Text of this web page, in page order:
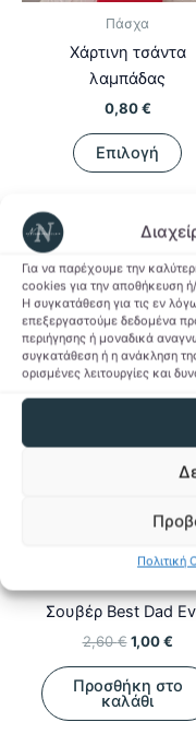
Για να παρέχουμε την
cookies για την αποθήκευση
Η συγκατάθεση για τις εν
επεξεργαστούμε δεδομένα
περιήγησης ή μοναδικά
συγκατάθεση ή η ανάκληση
ορισμένες λειτουργίες και
Πολιτική
Πάσχα
Χάρτινη τσάντα
λαμπάδας
0,80€
Επιλογή
το
Οι
Επιθυμιών
-62%
-62%
Σουβέρ Best Dad
2,60€ Original
2,60 €.
1,00€Η
Προσθήκη στο
καλάθι